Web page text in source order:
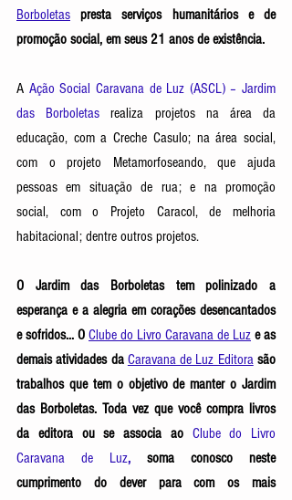
Borboletas
presta serviços humanitários e de
promoção social, em seus 21 anos de existência.
A Ação Social Caravana de Luz (ASCL) – Jardim
das Borboletas
realiza projetos na área da
educação, com a Creche Casulo; na área social,
com o projeto Metamorfoseando, que ajuda
pessoas em situação de rua; e na promoção
social, com o Projeto Caracol, de melhoria
habitacional; dentre outros projetos.
O Jardim das Borboletas tem polinizado a
esperança e a alegria em corações desencantados
e sofridos... O Clube do Livro Caravana de Luz e as
demais atividades da Caravana de Luz Editora são
trabalhos que tem o objetivo de manter o Jardim
das Borboletas. Toda vez que você compra livros
da editora ou se associa ao Clube do Livro
Caravana de Luz, soma conosco neste
cumprimento do dever para com os mais